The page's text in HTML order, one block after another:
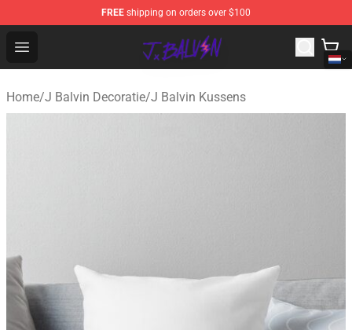
FREE shipping on orders over $100
Open menu
J Balvin Store - Official J Balvin Merchandise Shop
Home/J Balvin Decoratie/J Balvin Kussens